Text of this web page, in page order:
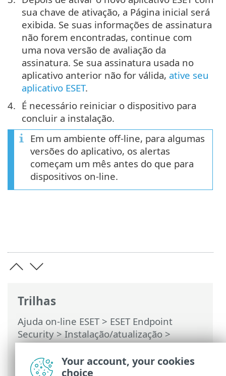
Trilhas
Ajuda on-line ESET> ESET Endpoint
Security>Instalação/atualização>
Atualização para uma versão mais
recente> Atualização automática de
aplicativo legado
sua chave de ativação, a Página inicial será
exibida. Se suas informações de assinatura
não forem encontradas, continue com
uma nova versão de avaliação da
assinatura. Se sua assinatura usada no
aplicativo anterior não for válida, ative seu
aplicativo ESET.
É necessário reiniciar o dispositivo para
concluir a instalação.
Em um ambiente off-line, para algumas
versões do aplicativo, os alertas
começam um mês antes do que para
dispositivos on-line.
Your account, your cookies
choice